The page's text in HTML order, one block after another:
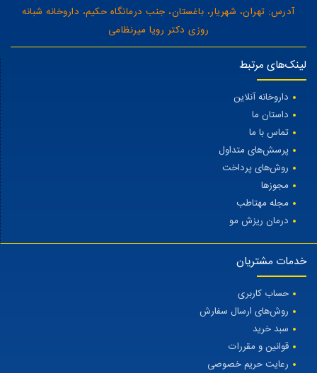
آدرس: تهران، شهریار، باغستان، جنب درمانگاه حکیم، داروخانه شبانه
روزی دکتر رویا میرنظامی
لینک‌های مرتبط
داروخانه آنلاین
داستان ما
تماس با ما
پرسش‌های متداول
روش‌های پرداخت
مجوزها
مجله مهتاطب
درمان ریزش مو
خدمات مشتریان
حساب کاربری
روش‌های ارسال سفارش
سبد خرید
قوانین و مقررات
رعایت حریم خصوصی